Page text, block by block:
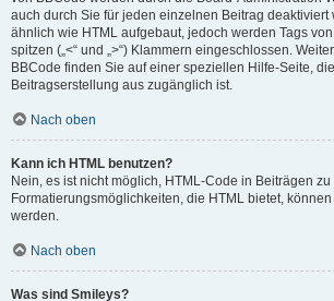
auch durch Sie für jeden einzelnen Beitrag deaktiviert
ähnlich wie HTML aufgebaut, jedoch werden Tags von
spitzen („<“ und „>“) Klammern eingeschlossen.
BBCode finden Sie auf einer speziellen Hilfe-Seite,
Beitragserstellung aus zugänglich ist.
Nach oben
Kann ich HTML benutzen?
Nein, es ist nicht möglich, HTML-Code in Beiträgen
Formatierungsmöglichkeiten, die HTML bietet,
werden.
Nach oben
Was sind Smileys?